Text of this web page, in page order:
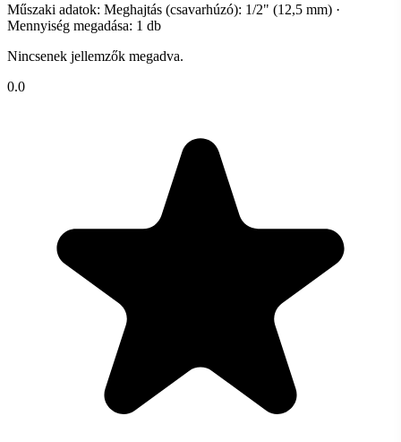
Műszaki adatok: Meghajtás (csavarhúzó): 1/2" (12,5 mm) ·
Mennyiség megadása: 1 db
Nincsenek jellemzők megadva.
0.0